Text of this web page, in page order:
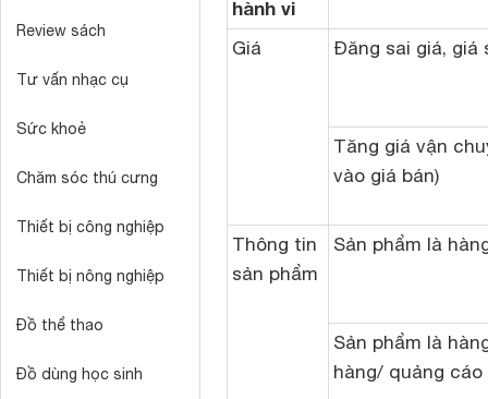
Review sách
Tư vấn nhạc cụ
Sức khoẻ
Chăm sóc thú cưng
Thiết bị công nghiệp
Thiết bị nông nghiệp
Đồ thể thao
Đồ dùng học sinh
hành vi
Giá Đăng sai giá, giá
Tăng giá vận
vào giá bán)
Thông tin
sản phẩm
Sản phẩm là
Sản phẩm là
hàng/ quảng